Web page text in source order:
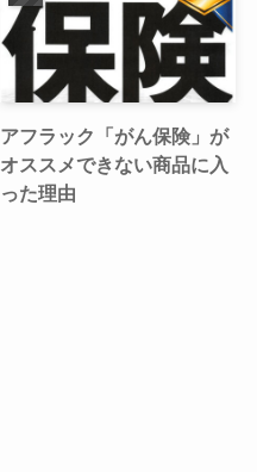
アフラック「がん保険」が
オススメできない商品に入
った理由